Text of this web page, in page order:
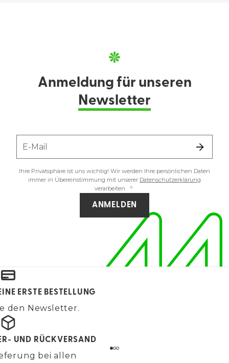
Anmeldung für unseren
Newsletter
E-Mail
Ihre Privatsphäre ist uns wichtig! Wir werden Ihre persönlichen Daten
immer in Übereinstimmung mit unserer Datenschutzerklärung
verarbeiten.
ANMELDEN
ERSTE BESTELLUNG
den Newsletter.
UND RÜCKVERSAND
bei allen